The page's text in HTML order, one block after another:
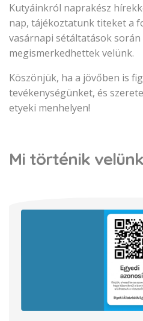
Kutyáinkról naprakész
nap, tájékoztatunk titeket a
vasárnapi sétáltatások során
megismerkedhettek velünk.
Köszönjük, ha a jövőben is
tevékenységünket, és
etyeki menhelyen!
Mi történik